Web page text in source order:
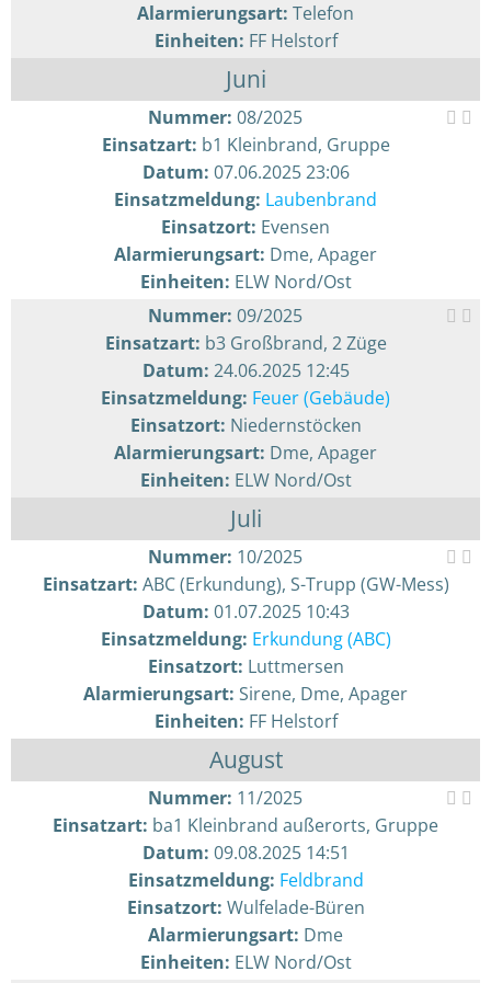
Alarmierungsart: Telefon
Einheiten: FF Helstorf
Juni
Nummer: 08/2025
Einsatzart: b1 Kleinbrand, Gruppe
Datum: 07.06.2025 23:06
Einsatzmeldung: Laubenbrand
Einsatzort: Evensen
Alarmierungsart: Dme, Apager
Einheiten: ELW Nord/Ost
Nummer: 09/2025
Einsatzart: b3 Großbrand, 2 Züge
Datum: 24.06.2025 12:45
Einsatzmeldung: Feuer (Gebäude)
Einsatzort: Niedernstöcken
Alarmierungsart: Dme, Apager
Einheiten: ELW Nord/Ost
Juli
Nummer: 10/2025
Einsatzart: ABC (Erkundung), S-Trupp (GW-Mess)
Datum: 01.07.2025 10:43
Einsatzmeldung: Erkundung (ABC)
Einsatzort: Luttmersen
Alarmierungsart: Sirene, Dme, Apager
Einheiten: FF Helstorf
August
Nummer: 11/2025
Einsatzart: ba1 Kleinbrand außerorts, Gruppe
Datum: 09.08.2025 14:51
Einsatzmeldung: Feldbrand
Einsatzort: Wulfelade-Büren
Alarmierungsart: Dme
Einheiten: ELW Nord/Ost